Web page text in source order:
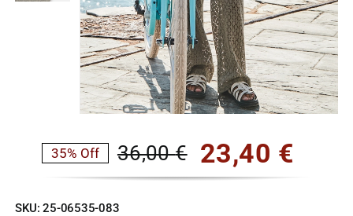
ENGLISH English
36,00€
Original
price
23,40 €
Η
τρέχουσα
35% Off
SKU:25-06535-083